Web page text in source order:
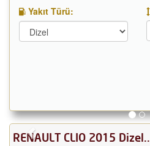
Yakıt Türü:
Geri
RENAULT CLIO 2015 Dizel..